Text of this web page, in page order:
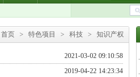
首页 > 特色项目 > 科技 > 知识产权
2021-03-02 09:10:58
2019-04-22 14:23:34